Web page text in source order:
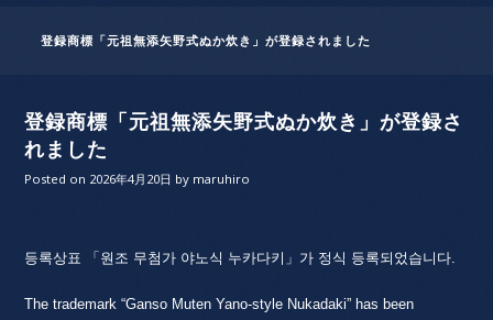
登録商標「元祖無添矢野式ぬか炊き」が登録されました
登録商標「元祖無添矢野式ぬか炊き」が登録さ
れました
Posted on 2026年4月20日 by maruhiro
등록상표 「원조 무첨가 야노식 누카다키」가 정식 등록되었습니다.
The trademark “Ganso Muten Yano-style Nukadaki” has been